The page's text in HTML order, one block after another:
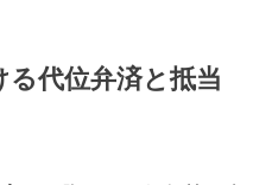
代位弁済と抵当